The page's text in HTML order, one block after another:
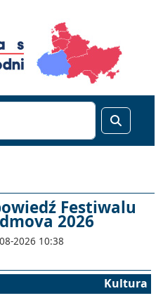
Festiwalu
2026
2026 10:38
Kultura